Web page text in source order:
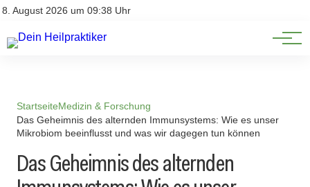
8. August 2026 um 09:38 Uhr
Impressum
Natürliche Medizin
Heilpflanzen & Kräuterkunde
StartseiteMedizin & Forschung
Das Geheimnis des alternden Immunsystems: Wie es unser
Mikrobiom beeinflusst und was wir dagegen tun können
Das Geheimnis des alternden